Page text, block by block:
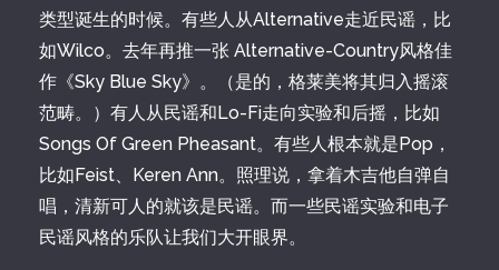
类型诞生的时候。有些人从Alternative走近民谣，比
如Wilco。去年再推一张 Alternative-Country风格佳
作《Sky Blue Sky》。（是的，格莱美将其归入摇滚
范畴。）有人从民谣和Lo-Fi走向实验和后摇，比如
Songs Of Green Pheasant。有些人根本就是Pop，
比如Feist、Keren Ann。照理说，拿着木吉他自弹自
唱，清新可人的就该是民谣。而一些民谣实验和电子
民谣风格的乐队让我们大开眼界。